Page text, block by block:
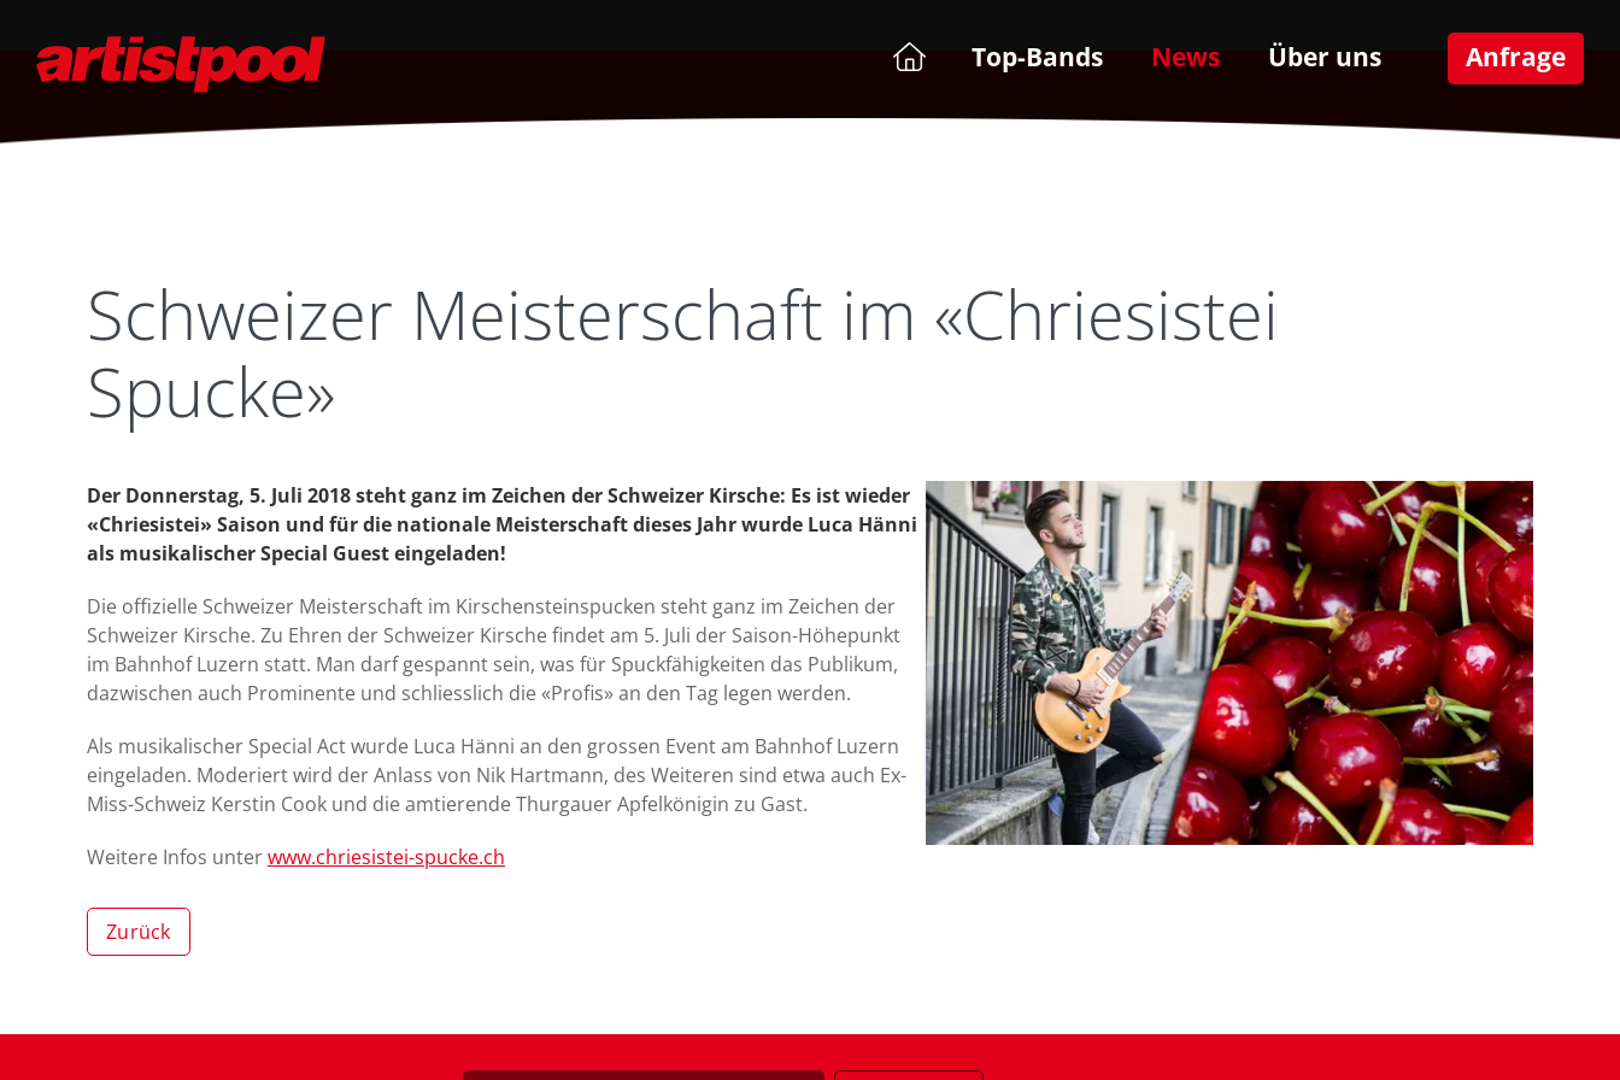
Top-Bands News Über uns Anfrage
Schweizer Meisterschaft im «Chriesistei
Spucke»
Der Donnerstag, 5. Juli 2018 steht ganz im Zeichen der Schweizer Kirsche: Es ist wieder
«Chriesistei» Saison und für die nationale Meisterschaft dieses Jahr wurde Luca Hänni
als musikalischer Special Guest eingeladen!
Die offizielle Schweizer Meisterschaft im Kirschensteinspucken steht ganz im Zeichen der
Schweizer Kirsche. Zu Ehren der Schweizer Kirsche findet am 5. Juli der Saison-Höhepunkt
im Bahnhof Luzern statt. Man darf gespannt sein, was für Spuckfähigkeiten das Publikum,
dazwischen auch Prominente und schliesslich die «Profis» an den Tag legen werden.
Als musikalischer Special Act wurde Luca Hänni an den grossen Event am Bahnhof Luzern
eingeladen. Moderiert wird der Anlass von Nik Hartmann, des Weiteren sind etwa auch Ex-
Miss-Schweiz Kerstin Cook und die amtierende Thurgauer Apfelkönigin zu Gast.
Weitere Infos unterwww.chriesistei-spucke.ch
Zurück